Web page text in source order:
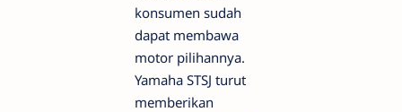
konsumen sudah
dapat membawa
motor pilihannya.
Yamaha STSJ turut
memberikan